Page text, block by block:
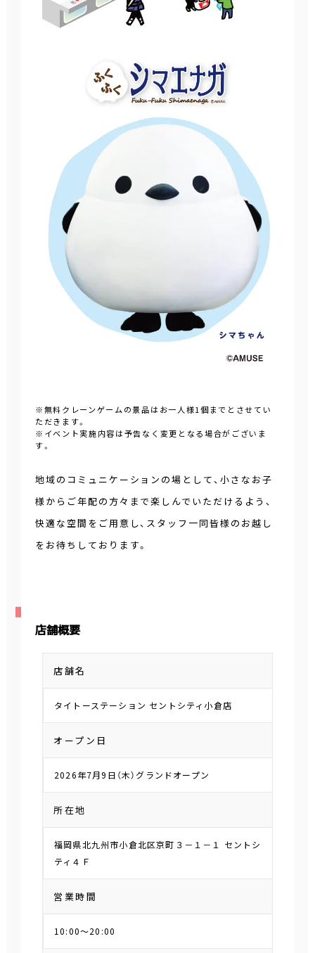
※無料クレーンゲームの景品はお一人様1個までとさせてい
ただきます。
※イベント実施内容は予告なく変更となる場合がございま
す。
地域のコミュニケーションの場として、小さなお子
様からご年配の方々まで楽しんでいただけるよう、
快適な空間をご用意し、スタッフ一同皆様のお越し
をお待ちしております。
店舗概要
店舗名
タイトーステーション セントシティ小倉店
オープン日
2026年7月9日（木）グランドオープン
所在地
福岡県北九州市小倉北区京町３－１－１ セントシ
ティ４Ｆ
営業時間
10:00～20:00